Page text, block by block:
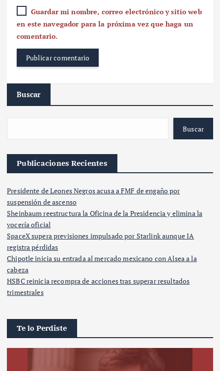
Guardar mi nombre, correo electrónico y sitio web
en este navegador para la próxima vez que haga un
comentario.
Buscar
Buscar
Publicaciones Recientes
Presidente de Leones Negros acusa a FMF de engaño por
suspensión de ascenso
Sheinbaum reestructura la Oficina de la Presidencia y elimina la
vocería oficial
SpaceX supera previsiones impulsado por Starlink aunque IA
registra pérdidas
Chipotle inicia su entrada al mercado mexicano con Alsea a la
cabeza
HSBC reinicia recompra de acciones tras superar resultados
trimestrales
Te lo Perdiste